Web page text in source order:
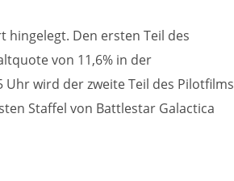
hingelegt. Den ersten Teil des
von 11,6% in der
wird der zweite Teil des Pilotfilms
Staffel von Battlestar Galactica